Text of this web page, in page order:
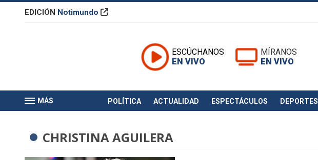
EDICIÓN Notimundo
ESCÚCHANOS
EN VIVO
MÍRANOS
EN VIVO
MÁS POLÍTICA ACTUALIDAD ESPECTÁCULOS DEPORTES
CHRISTINA AGUILERA